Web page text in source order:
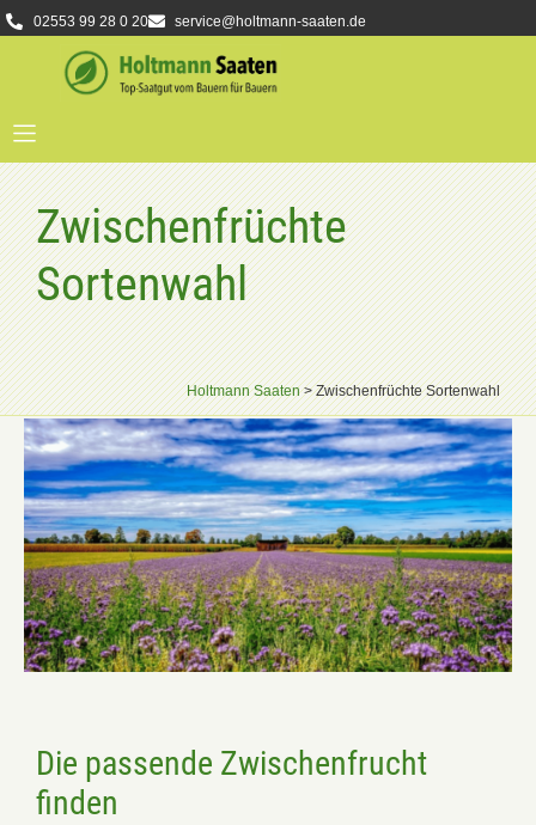
02553 99 28 0 20 service@holtmann-saaten.de
Zwischenfrüchte
Sortenwahl
Holtmann Saaten>Zwischenfrüchte Sortenwahl
Die passende Zwischenfrucht
finden